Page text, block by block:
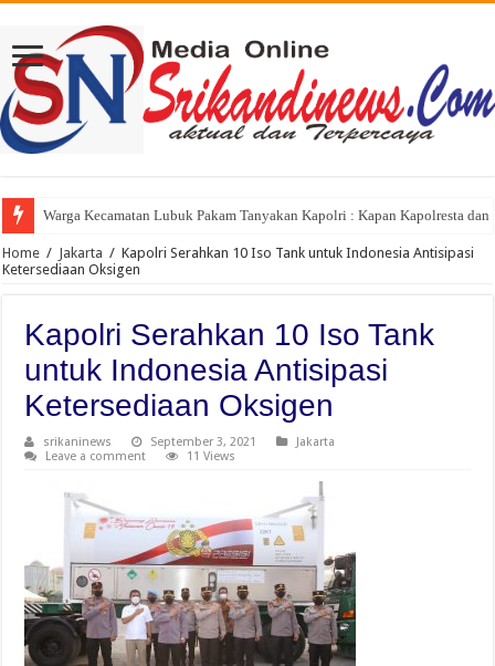
Warga Kecamatan Lubuk Pakam Tanyakan Kapolri : Kapan Kapolresta
Home / Jakarta / Kapolri Serahkan 10 Iso Tank untuk Indonesia Antisipasi
Ketersediaan Oksigen
Kapolri Serahkan 10 Iso Tank
untuk Indonesia Antisipasi
Ketersediaan Oksigen
srikaninews September 3, 2021
Jakarta
Leave a comment
11 Views